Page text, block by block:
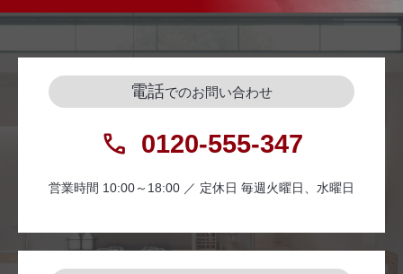
電話でのお問い合わせ
0120-555-347
営業時間 10:00～18:00 ／ 定休日 毎週火曜日、水曜日